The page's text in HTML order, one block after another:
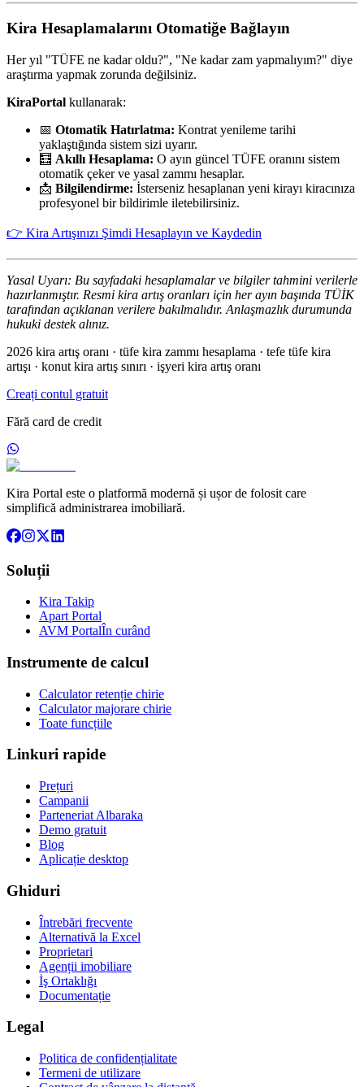
Kira Hesaplamalarını Otomatiğe Bağlayın
Her yıl "TÜFE ne kadar oldu?", "Ne kadar zam yapmalıyım?" diye
araştırma yapmak zorunda değilsiniz.
KiraPortal kullanarak:
📅 Otomatik Hatırlatma: Kontrat yenileme tarihi
yaklaştığında sistem sizi uyarır.
🧮 Akıllı Hesaplama: O ayın güncel TÜFE oranını sistem
otomatik çeker ve yasal zammı hesaplar.
📩 Bilgilendirme: İsterseniz hesaplanan yeni kirayı kiracınıza
profesyonel bir bildirimle iletebilirsiniz.
👉 Kira Artışınızı Şimdi Hesaplayın ve Kaydedin
Yasal Uyarı: Bu sayfadaki hesaplamalar ve bilgiler tahmini verilerle
hazırlanmıştır. Resmi kira artış oranları için her ayın başında TÜİK
tarafından açıklanan verilere bakılmalıdır. Anlaşmazlık durumunda
hukuki destek alınız.
2026 kira artış oranı · tüfe kira zammı hesaplama · tefe tüfe kira
artışı · konut kira artış sınırı · işyeri kira artış oranı
Creați contul gratuit
Fără card de credit
Kira Portal este o platformă modernă și ușor de folosit care
simplifică administrarea imobiliară.
Soluții
Kira Takip
Apart Portal
AVM PortalÎn curând
Instrumente de calcul
Calculator retenție chirie
Calculator majorare chirie
Toate funcțiile
Linkuri rapide
Prețuri
Campanii
Parteneriat Albaraka
Demo gratuit
Blog
Aplicație desktop
Ghiduri
Întrebări frecvente
Alternativă la Excel
Proprietari
Agenții imobiliare
İş Ortaklığı
Documentație
Legal
Politica de confidențialitate
Termeni de utilizare